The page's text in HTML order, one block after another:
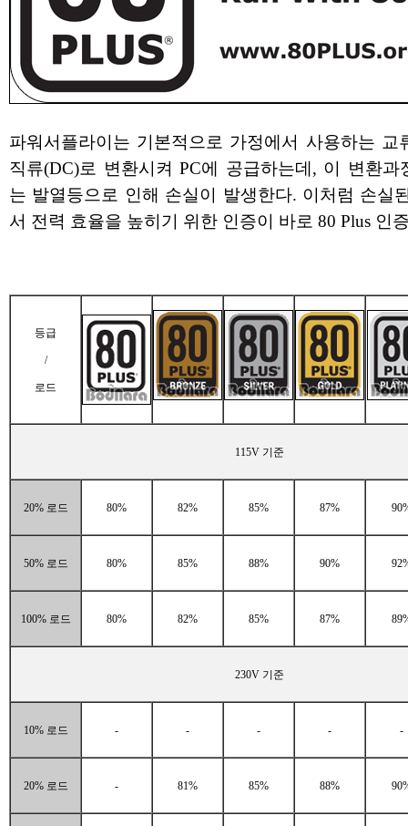
파워서플라이는 기본적으로 가정에서 사용하는 교
직류(DC)로 변환시켜 PC에 공급하는데, 이 변환과
는 발열등으로 인해 손실이 발생한다. 이처럼 손실
서 전력 효율을 높히기 위한 인증이 바로 80 Plus 인
등급
/
로드
115V 기준
20% 로드 80% 82% 85% 87%
50% 로드 80% 85% 88% 90%
100% 로드 80% 82% 85% 87%
230V 기준
10% 로드 - - - - -
20% 로드 - 81% 85% 88%